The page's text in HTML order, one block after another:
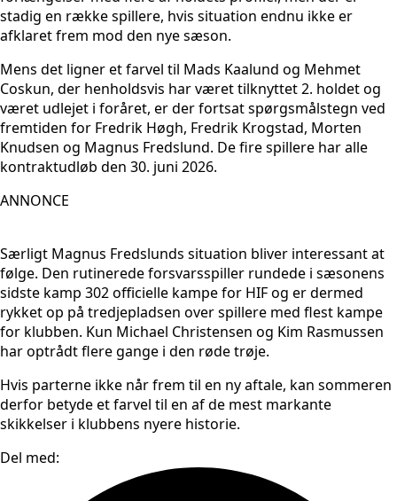
stadig en række spillere, hvis situation endnu ikke er
afklaret frem mod den nye sæson.
Mens det ligner et farvel til Mads Kaalund og Mehmet
Coskun, der henholdsvis har været tilknyttet 2. holdet og
været udlejet i foråret, er der fortsat spørgsmålstegn ved
fremtiden for Fredrik Høgh, Fredrik Krogstad, Morten
Knudsen og Magnus Fredslund. De fire spillere har alle
kontraktudløb den 30. juni 2026.
ANNONCE
Særligt Magnus Fredslunds situation bliver interessant at
følge. Den rutinerede forsvarsspiller rundede i sæsonens
sidste kamp 302 officielle kampe for HIF og er dermed
rykket op på tredjepladsen over spillere med flest kampe
for klubben. Kun Michael Christensen og Kim Rasmussen
har optrådt flere gange i den røde trøje.
Hvis parterne ikke når frem til en ny aftale, kan sommeren
derfor betyde et farvel til en af de mest markante
skikkelser i klubbens nyere historie.
Del med: